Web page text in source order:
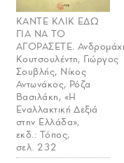
ΚΑΝΤΕ ΚΛΙΚ ΕΔΩ
ΓΙΑ ΝΑ ΤΟ
ΑΓΟΡΑΣΕΤΕ.
Κουτσουλέντη, Γιώργος
Σουβλής, Νίκος
Αντωνάκος, Ρόζα
Βασιλάκη, «Η
Εναλλακτική Δεξιά
στην Ελλάδα»,
εκδ.: Τόπος,
σελ. 232